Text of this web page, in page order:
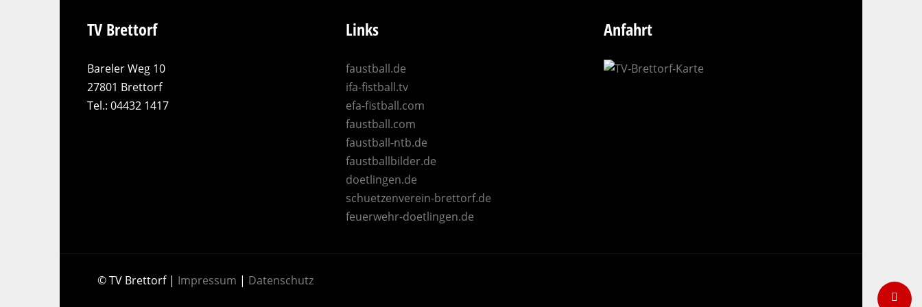
TV Brettorf
Bareler Weg 10
27801 Brettorf
Tel.: 04432 1417
Links
faustball.de
ifa-fistball.tv
efa-fistball.com
faustball.com
faustball-ntb.de
faustballbilder.de
doetlingen.de
schuetzenverein-brettorf.de
feuerwehr-doetlingen.de
Anfahrt
© TV Brettorf | Impressum | Datenschutz